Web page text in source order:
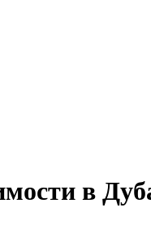
в